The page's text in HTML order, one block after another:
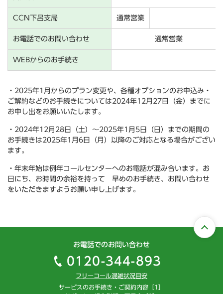
CCN下呂支局 通常営業
お電話でのお問い合わせ 通常営業
WEBからのお手続き
・2025年1月からのプラン変更や、各種オプションのお申込み・
ご解約などのお手続きについては2024年12月27日（金）までに
お申し出をお願いいたします。
・2024年12月28日（土）～2025年1月5日（日）までの期間の
お手続きは2025年1月6日（月）以降のご対応となる場合がござい
ます。
・年末年始は例年コールセンターへのお電話が混み合います。お
日にち、お時間の余裕を持って 早めのお手続き、お問い合わせ
をいただきますようお願い申し上げます。
お電話でのお問い合わせ
0120-344-893
フリーコール混雑状況目安
サービスのお手続き・ご契約内容［1］